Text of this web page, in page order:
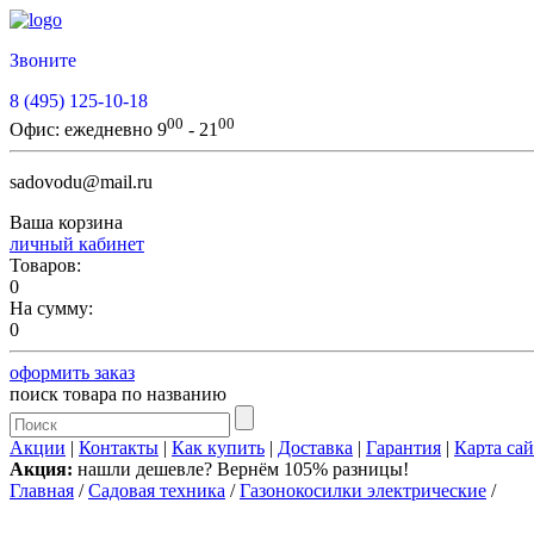
Звоните
8 (495) 125-10-18
Офис: ежедневно 900 - 21 00
sadovodu@mail.ru
Ваша корзина
личный кабинет
Товаров:
0
На сумму:
0
оформить заказ
поиск товара по названию
Акции | Контакты | Как купить | Доставка | Гарантия | Карта
Акция: нашли дешевле? Вернём 105% разницы!
Главная /Садовая техника /Газонокосилки электрические /